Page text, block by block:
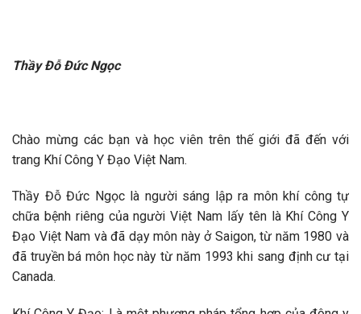
Thầy Đỗ Đức Ngọc
Chào mừng các bạn và học viên trên thế giới đã đến với
trang Khí Công Y Đạo Việt Nam.
Thầy Đỗ Đức Ngọc là người sáng lập ra môn khí công tự
chữa bệnh riêng của người Việt Nam lấy tên là Khí Công Y
Đạo Việt Nam và đã dạy môn này ở Saigon, từ năm 1980 và
đã truyền bá môn học này từ năm 1993 khi sang định cư tại
Canada.